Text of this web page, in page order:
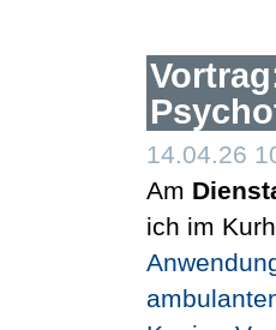
14.04.26
Am
ich im